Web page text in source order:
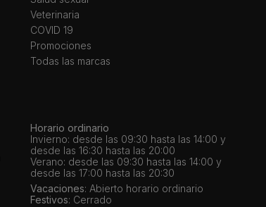
Veterinaria
COVID 19
Promociones
Todas las marcas
Horario ordinario
Invierno: desde las 09:30 hasta las 14:00 y
desde las 16:30 hasta las 20:00
Verano: desde las 09:30 hasta las 14:00 y
desde las 17:00 hasta las 20:30
Vacaciones: Abierto horario ordinario
Festivos: Cerrado